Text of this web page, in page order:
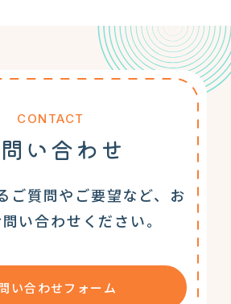
CONTACT
い合わせ
ご質問やご要望など、お
い合わせください。
い合わせフォーム